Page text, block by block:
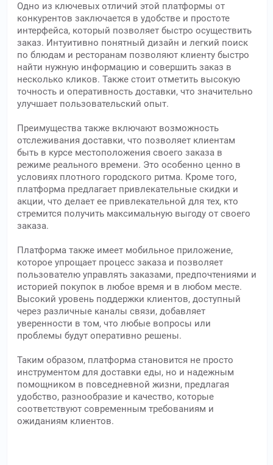
Одно из ключевых отличий этой платформы от
конкурентов заключается в удобстве и простоте
интерфейса, который позволяет быстро осуществить
заказ. Интуитивно понятный дизайн и легкий поиск
по блюдам и ресторанам позволяют клиенту быстро
найти нужную информацию и совершить заказ в
несколько кликов. Также стоит отметить высокую
точность и оперативность доставки, что значительно
улучшает пользовательский опыт.
Преимущества также включают возможность
отслеживания доставки, что позволяет клиентам
быть в курсе местоположения своего заказа в
режиме реального времени. Это особенно ценно в
условиях плотного городского ритма. Кроме того,
платформа предлагает привлекательные скидки и
акции, что делает ее привлекательной для тех, кто
стремится получить максимальную выгоду от своего
заказа.
Платформа также имеет мобильное приложение,
которое упрощает процесс заказа и позволяет
пользователю управлять заказами, предпочтениями и
историей покупок в любое время и в любом месте.
Высокий уровень поддержки клиентов, доступный
через различные каналы связи, добавляет
уверенности в том, что любые вопросы или
проблемы будут оперативно решены.
Таким образом, платформа становится не просто
инструментом для доставки еды, но и надежным
помощником в повседневной жизни, предлагая
удобство, разнообразие и качество, которые
соответствуют современным требованиям и
ожиданиям клиентов.